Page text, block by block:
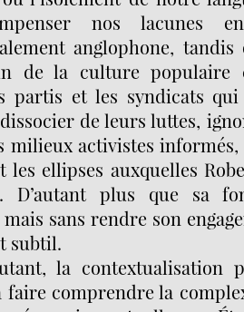
nos lacunes
anglophone,
de la culture populaire
partis et les syndicats
de leurs luttes,
milieux activistes
les ellipses auxquelles
D’autant plus que sa
sans rendre son
subtil.
la contextualisation
faire comprendre la